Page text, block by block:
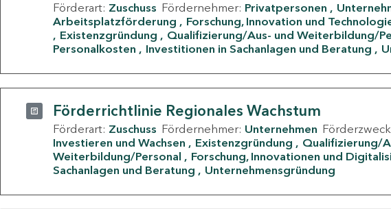
Förderart: Zuschuss Fördernehmer: Privatpersonen
Arbeitsplatzförderung
Forschung, Innovation und
Existenzgründung
Qualifizierung/Aus- und Weiterbildung/
Personalkosten
Investitionen in Sachanlagen und Beratung
Förderrichtlinie Regionales Wachstum
Förderart: Zuschuss Fördernehmer: Unternehmen
Investieren und Wachsen
Existenzgründung
Qualifizierung/
Weiterbildung/Personal
Forschung, Innovationen und
Sachanlagen und Beratung
Unternehmensgründung